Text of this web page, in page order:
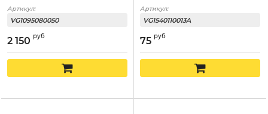
Артикул:
VG1095080050
2 150 руб
Артикул:
VG1540110013A
75 руб